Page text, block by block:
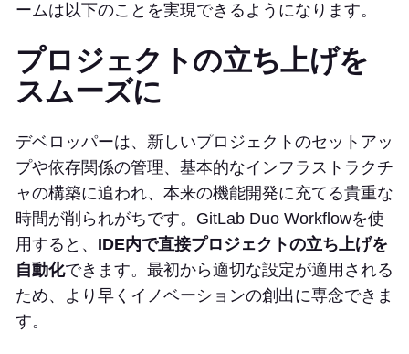
ームは以下のことを実現できるようになります。
プロジェクトの立ち上げを
スムーズに
デベロッパーは、新しいプロジェクトのセットアッ
プや依存関係の管理、基本的なインフラストラクチ
ャの構築に追われ、本来の機能開発に充てる貴重な
時間が削られがちです。GitLab Duo Workflowを使
用すると、 IDE内で直接プロジェクトの立ち上げを
自動化できます。最初から適切な設定が適用される
ため、より早くイノベーションの創出に専念できま
す。